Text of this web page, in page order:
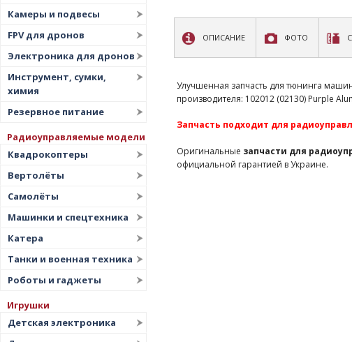
Камеры и подвесы
FPV для дронов
Электроника для дронов
Инструмент, сумки,
химия
Резервное питание
Радиоуправляемые модели
Квадрокоптеры
Вертолёты
Самолёты
Машинки и спецтехника
Катера
Танки и военная техника
Роботы и гаджеты
Игрушки
Детская электроника
ОПИСАНИЕ ФОТО
Улучшенная запчасть для тюнинга
производителя: 102012 (02130) Purple
Запчасть подходит для
Оригинальные запчасти для
официальной гарантией в Украине.